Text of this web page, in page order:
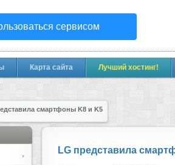
сервисом
Карта сайта Лучший хостинг!
смартфоны K8 и K5
LG представила